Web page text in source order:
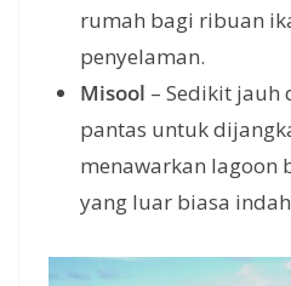
rumah bagi ribuan
penyelaman.
Misool – Sedikit jauh
pantas untuk
menawarkan lagoon
yang luar biasa